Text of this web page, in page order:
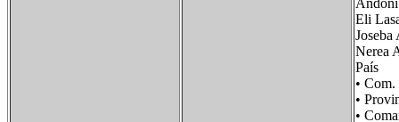
Eli
Nerea
País
•
•
•